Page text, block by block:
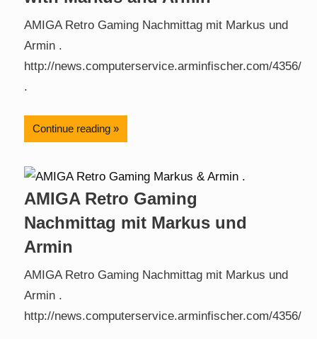
AMIGA Retro Gaming Nachmittag mit Markus und
Armin .
http://news.computerservice.arminfischer.com/4356/
.
Continue reading
AMIGA Retro Gaming
Nachmittag mit Markus und
Armin
AMIGA Retro Gaming Nachmittag mit Markus und
Armin .
http://news.computerservice.arminfischer.com/4356/